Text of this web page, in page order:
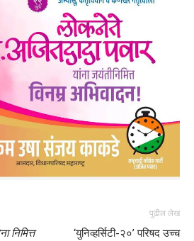
निमित्त
पुढील लेख
‘युनिव्हर्सिटी-२०’ परिषद उच्च